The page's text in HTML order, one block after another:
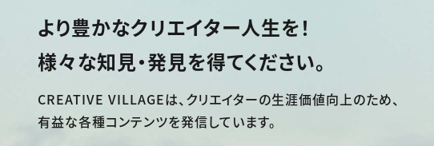
より豊かなクリエイター人生を！
様々な知見・発見を得てください。
CREATIVE VILLAGEは、 クリエイターの生涯価値向上のため、
有益な各種コンテンツを発信しています。